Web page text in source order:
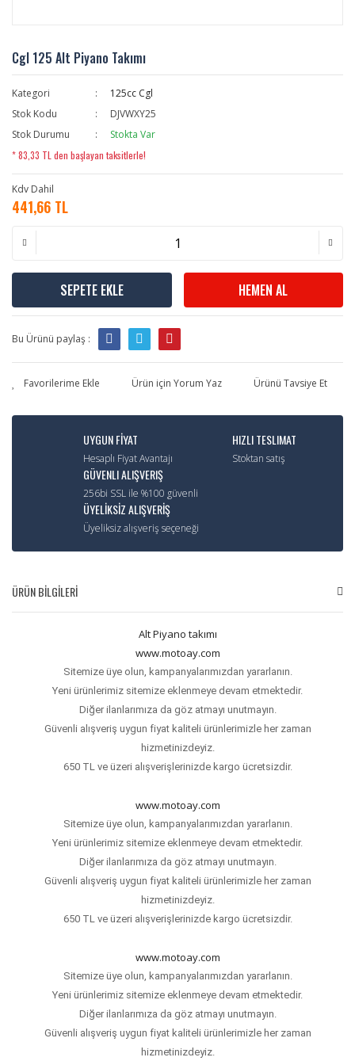
Cgl 125 Alt Piyano Takımı
Kategori
125cc Cgl
Stok Kodu
DJVWXY25
Stok Durumu
Stokta Var
* 83,33 TL den başlayan taksitlerle!
Kdv Dahil
441,66 TL
SEPETE EKLE HEMEN AL
Bu Ürünü paylaş :
Ürün için Yorum Yaz Ürünü Tavsiye Et
UYGUN FİYAT
Hesaplı Fiyat Avantajı
HIZLI TESLIMAT
Stoktan satış
GÜVENLI ALIŞVERIŞ
256bi SSL ile %100 güvenli
ÜYELİKSİZ ALIŞVERİŞ
Üyeliksiz alışveriş seçeneği
ÜRÜN BİLGİLERİ
Alt Piyano takımı
www.motoay.com
Sitemize üye olun, kampanyalarımızdan yararlanın.
Yeni ürünlerimiz sitemize eklenmeye devam etmektedir.
Diğer ilanlarımıza da göz atmayı unutmayın.
Güvenli alışveriş uygun fiyat kaliteli ürünlerimizle her zaman
hizmetinizdeyiz.
650 TL ve üzeri alışverişlerinizde kargo ücretsizdir.
www.motoay.com
Sitemize üye olun, kampanyalarımızdan yararlanın.
Yeni ürünlerimiz sitemize eklenmeye devam etmektedir.
Diğer ilanlarımıza da göz atmayı unutmayın.
Güvenli alışveriş uygun fiyat kaliteli ürünlerimizle her zaman
hizmetinizdeyiz.
650 TL ve üzeri alışverişlerinizde kargo ücretsizdir.
www.motoay.com
Sitemize üye olun, kampanyalarımızdan yararlanın.
Yeni ürünlerimiz sitemize eklenmeye devam etmektedir.
Diğer ilanlarımıza da göz atmayı unutmayın.
Güvenli alışveriş uygun fiyat kaliteli ürünlerimizle her zaman
hizmetinizdeyiz.